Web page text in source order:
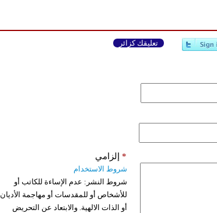
تعليقك كزائر
إلزامي *
شروط الاستخدام
شروط النشر: عدم الإساءة للكاتب أو
للأشخاص أو للمقدسات أو مهاجمة الأديان
أو الذات الالهية. والابتعاد عن التحريض